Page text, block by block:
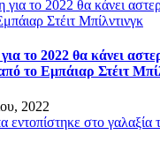
το 2022 θα κάνει
το Εμπάιαρ Στέιτ
2022